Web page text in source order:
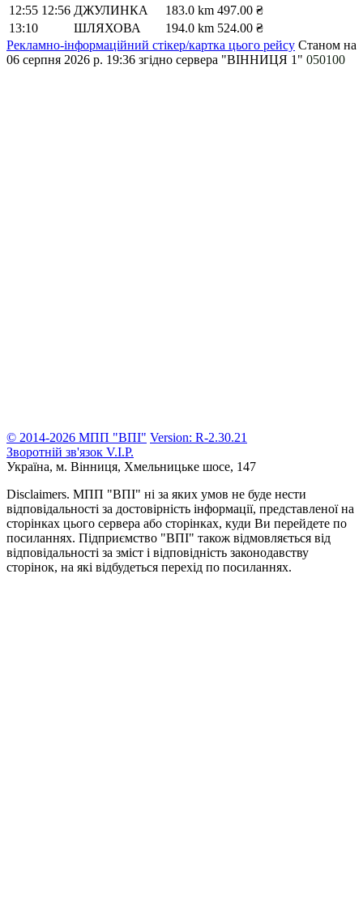
12:55 12:56 ДЖУЛИНКА 183.0 km 497.00 ₴
13:10
ШЛЯХОВА 194.0 km 524.00 ₴
Рекламно-інформаційний стікер/картка цього рейсу Станом на
06 серпня 2026 р. 19:36 згідно сервера "ВІННИЦЯ 1" 050100
© 2014-2026 МПП "ВПІ" Version: R-2.30.21
Зворотній зв'язок V.I.P.
Україна, м. Вінниця, Хмельницьке шосе, 147
Disclaimers. МПП "ВПІ" ні за яких умов не буде нести
відповідальності за достовірність інформації, представленої на
сторінках цього сервера або сторінках, куди Ви перейдете по
посиланнях. Підприємство "ВПІ" також відмовляється від
відповідальності за зміст і відповідність законодавству
сторінок, на які відбудеться перехід по посиланнях.